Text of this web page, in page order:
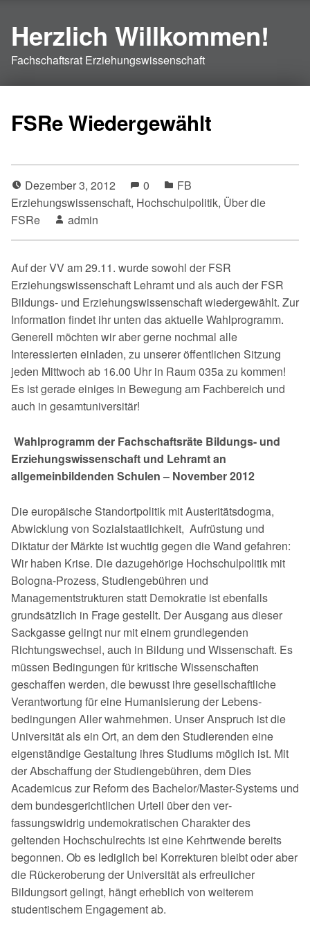
Herzlich Willkommen!
Fachschaftsrat Erziehungswissenschaft
FSRe Wiedergewählt
Dezember 3, 2012 0
FB
Erziehungswissenschaft, Hochschulpolitik, Über die
FSRe
admin
Auf der VV am 29.11. wurde sowohl der FSR
Erziehungswissenschaft Lehramt und als auch der FSR
Bildungs- und Erziehungswissenschaft wiedergewählt. Zur
Information findet ihr unten das aktuelle Wahlprogramm.
Generell möchten wir aber gerne nochmal alle
Interessierten einladen, zu unserer öffentlichen Sitzung
jeden Mittwoch ab 16.00 Uhr in Raum 035a zu kommen!
Es ist gerade einiges in Bewegung am Fachbereich und
auch in gesamtuniversitär!
Wahlprogramm der Fachschaftsräte Bildungs- und
Erzie­hungswissenschaft und Lehramt an
allgemeinbildenden Schulen – November 2012
Die europäische Standortpolitik mit Austeritätsdogma,
Abwicklung von Sozial­staatlichkeit, Aufrüstung und
Diktatur der Märkte ist wuchtig gegen die Wand gefahren:
Wir haben Krise. Die dazugehörige Hochschulpolitik mit
Bologna-Pro­zess, Studiengebühren und
Managementstrukturen statt Demokratie ist ebenfalls
grundsätzlich in Frage gestellt. Der Ausgang aus dieser
Sackgasse gelingt nur mit einem grundlegenden
Richtungswechsel, auch in Bildung und Wissenschaft. Es
müssen Bedingungen für kritische Wissenschaften
geschaffen werden, die bewusst ihre gesell­schaftliche
Verantwortung für eine Humanisierung der Lebens­
bedingungen Aller wahrnehmen. Unser Anspruch ist die
Universität als ein Ort, an dem den Studie­renden eine
eigenständige Gestaltung ihres Studiums möglich ist. Mit
der Abschaffung der Studiengebühren, dem Dies
Academicus zur Reform des Bachelor/Master-Systems und
dem bundesgerichtlichen Urteil über den ver­
fassungswidrig undemokratischen Charakter des
geltenden Hochschul­rechts ist eine Kehrtwende bereits
begonnen. Ob es lediglich bei Korrekturen bleibt oder aber
die Rückeroberung der Universität als erfreulicher
Bildungsort gelingt, hängt erheblich von weiterem
studentischem Engagement ab.